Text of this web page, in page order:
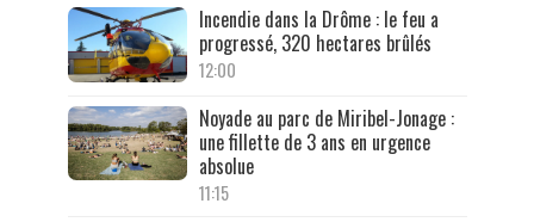
Incendie dans la Drôme : le feu a
progressé, 320 hectares brûlés
12:00
Noyade au parc de Miribel-Jonage :
une fillette de 3 ans en urgence
absolue
11:15